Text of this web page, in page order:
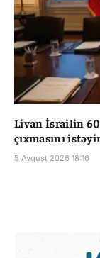
Livan İsrailin
çıxmasını
5 Avqust 2026 18:16